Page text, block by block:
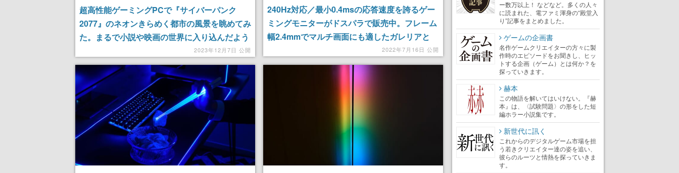
超高性能ゲーミングPCで『サイバーパンク
2077』のネオンきらめく都市の風景を眺めてみ
た。まるで小説や映画の世界に入り込んだよう
な没入感満載の体験を4K映像で公開2023年12月7日 公開
240Hz対応／最小0.4msの応答速度を誇るゲー
ミングモニターがドスパラで販売中。フレーム
幅2.4mmでマルチ画面にも適したガレリアと
2022年7月16日 公開
ー数万以上！ などなど。多くの人々
に読まれた、電ファミ渾身の“殿堂入
り”記事をまとめました。
ゲームの企画書
名作ゲームクリエイターの方々に製
作時のエピソードをお聞きし、ヒッ
トする企画（ゲーム）とは何か？を
探っていきます。
赫本
この物語を解いてはいけない。『赫
本』は、〈試験問題〉の形をした短
編ホラー小説集です。
新世代に訊く
これからのデジタルゲーム市場を担
う若きクリエイター達の姿を追い、
彼らのルーツと情熱を探っていきま
す。